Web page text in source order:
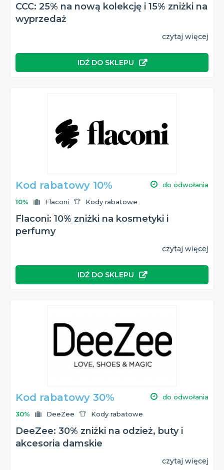
CCC: 25% na nową kolekcję i 15% zniżki na
wyprzedaż
czytaj więcej
IDŹ DO SKLEPU
Kod rabatowy 10% do odwołania
10% Flaconi Kody rabatowe
Flaconi: 10% zniżki na kosmetyki i
perfumy
czytaj więcej
IDŹ DO SKLEPU
Kod rabatowy 30% do odwołania
30% DeeZee Kody rabatowe
DeeZee: 30% zniżki na odzież, buty i
akcesoria damskie
czytaj więcej